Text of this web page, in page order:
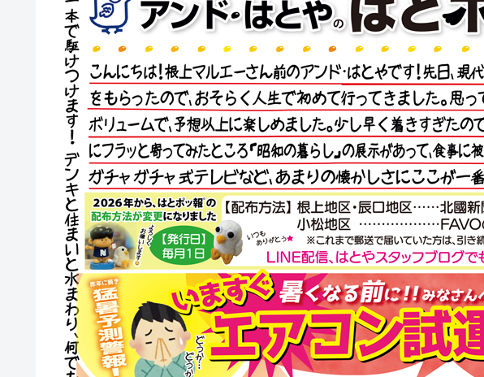
山岸雅昭
2025-12-27
急にボイラーが壊れました。年末でい
くつか業者あたりましたがなかなか見
つからなかった時、またまたチラシで
見たアンド・はとやさん電話したとこ
ろすぐに対応しますとの事でその日の
うちに見に来てもらい作業者のかたが
非常に丁寧に説明してもらい即決。２
日後に交換してくれました。次回何か
あった時も迷わずアンド・はとやさん
にお願いしようと思います。
続きを読む